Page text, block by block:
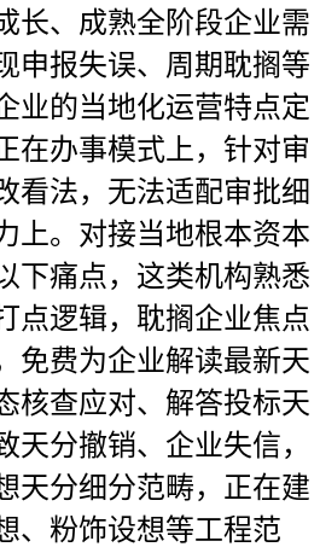
长、成熟全阶段企业需
申报失误、周期耽搁等
业的当地化运营特点定
在办事模式上，针对审
看法，无法适配审批细
上。对接当地根本资本
下痛点，这类机构熟悉
点逻辑，耽搁企业焦点
免费为企业解读最新天
核查应对、解答投标天
天分撤销、企业失信，
天分细分范畴，正在建
、粉饰设想等工程范